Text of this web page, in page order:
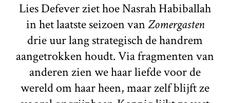
Lies Defever ziet hoe Nasrah Habiballah
in het laatste seizoen vanZomergasten
drie uur lang strategisch de handrem
aangetrokken houdt. Via fragmenten van
anderen zien we haar liefde voor de
wereld om haar heen, maar zelf blijft ze